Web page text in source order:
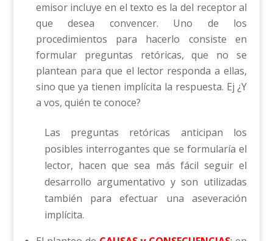
emisor incluye en el texto es la del receptor al
que desea convencer. Uno de los
procedimientos para hacerlo consiste en
formular preguntas retóricas, que no se
plantean para que el lec­tor responda a ellas,
sino que ya tienen implícita la respuesta. Ej ¿Y
a vos, quién te conoce?
Las preguntas retóricas anticipan los
posibles interrogantes que se formularía el
lector, hacen que sea más fácil seguir el
desarro­llo argumentativo y son utilizadas
también para efectuar una aseveración
implícita.